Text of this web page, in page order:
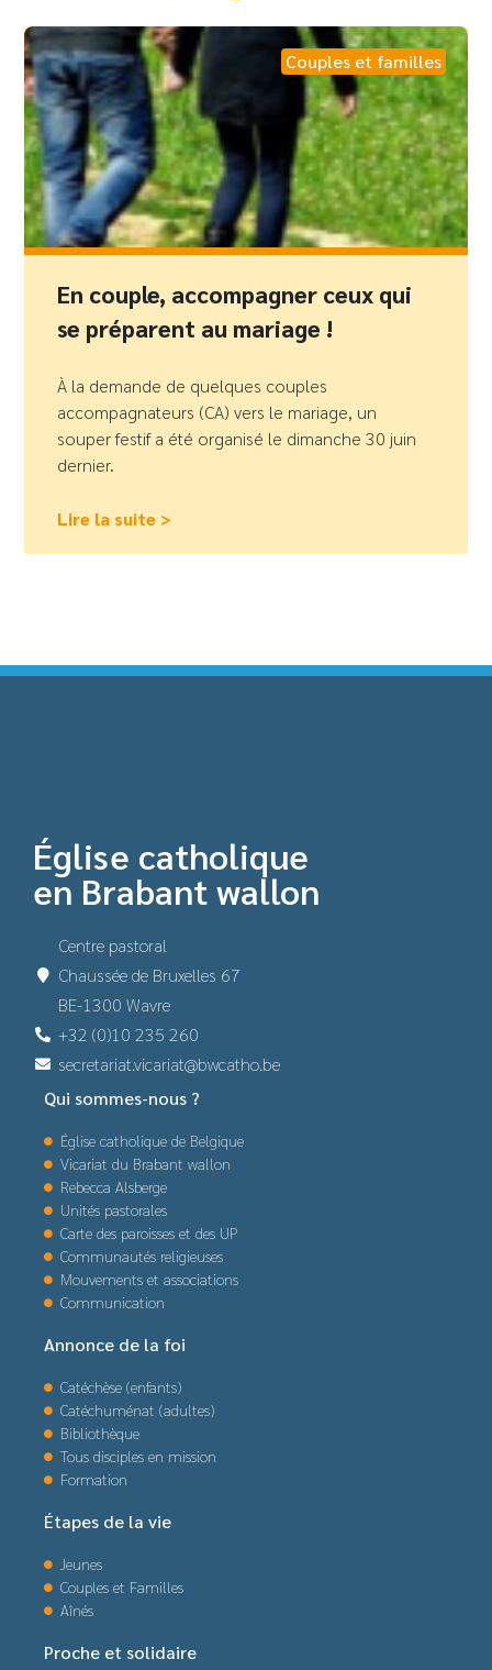
Couples et familles
En couple, accompagner ceux qui
se préparent au mariage !
À la demande de quelques couples
accompagnateurs (CA) vers le mariage, un
souper festif a été organisé le dimanche 30 juin
dernier.
Lire la suite >
Église catholique
en Brabant wallon
Centre pastoral
Chaussée de Bruxelles 67
BE-1300 Wavre
+32 (0)10 235 260
secretariat.vicariat@bwcatho.be
Qui sommes-nous ?
Église catholique de Belgique
Vicariat du Brabant wallon
Rebecca Alsberge
Unités pastorales
Carte des paroisses et des UP
Communautés religieuses
Mouvements et associations
Communication
Annonce de la foi
Catéchèse (enfants)
Catéchuménat (adultes)
Bibliothèque
Tous disciples en mission
Formation
Étapes de la vie
Jeunes
Couples et Familles
Aînés
Proche et solidaire